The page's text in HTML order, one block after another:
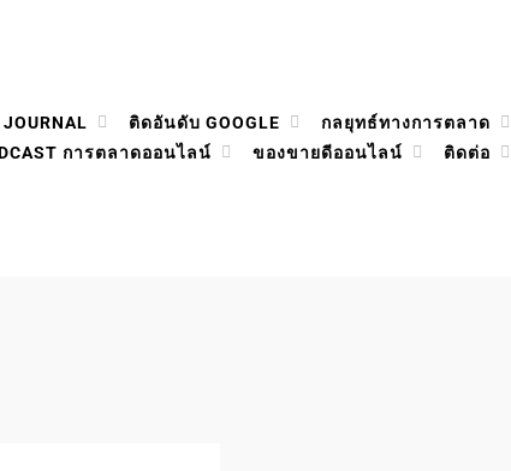
JOURNAL ติดอันดับ GOOGLE
กลยุทธ์ทางการตลาด
การตลาดออนไลน์ ของขายดีออนไลน์ ติดต่อ